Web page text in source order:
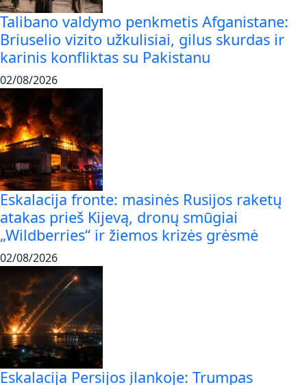
Talibano valdymo penkmetis Afganistane:
Briuselio vizito užkulisiai, gilus skurdas ir
karinis konfliktas su Pakistanu
02/08/2026
Eskalacija fronte: masinės Rusijos raketų
atakas prieš Kijevą, dronų smūgiai
„Wildberries“ ir žiemos krizės grėsmė
02/08/2026
Eskalacija Persijos įlankoje: Trumpas